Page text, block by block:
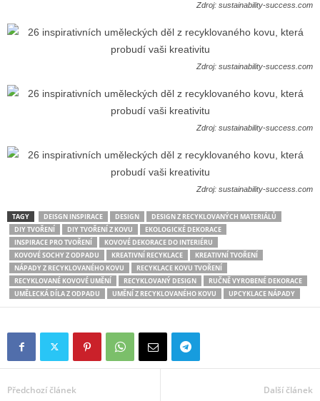
Zdroj: sustainability-success.com
Zdroj: sustainability-success.com
Zdroj: sustainability-success.com
Zdroj: sustainability-success.com
TAGY DEISGN INSPIRACE DESIGN
DESIGN Z RECYKLOVANÝCH MATERIÁLŮ
DIY TVOŘENÍ
DIY TVOŘENÍ Z KOVU
EKOLOGICKÉ DEKORACE
INSPIRACE PRO TVOŘENÍ
KOVOVÉ DEKORACE DO INTERIÉRU
KOVOVÉ SOCHY Z ODPADU
KREATIVNÍ RECYKLACE
KREATIVNÍ TVOŘENÍ
NÁPADY Z RECYKLOVANÉHO KOVU
RECYKLACE KOVU TVOŘENÍ
RECYKLOVANÉ KOVOVÉ UMĚNÍ
RECYKLOVANÝ DESIGN
RUČNĚ VYROBENÉ DEKORACE
UMĚLECKÁ DÍLA Z ODPADU
UMĚNÍ Z RECYKLOVANÉHO KOVU UPCYKLACE NÁPADY
Předchozí článek Další článek